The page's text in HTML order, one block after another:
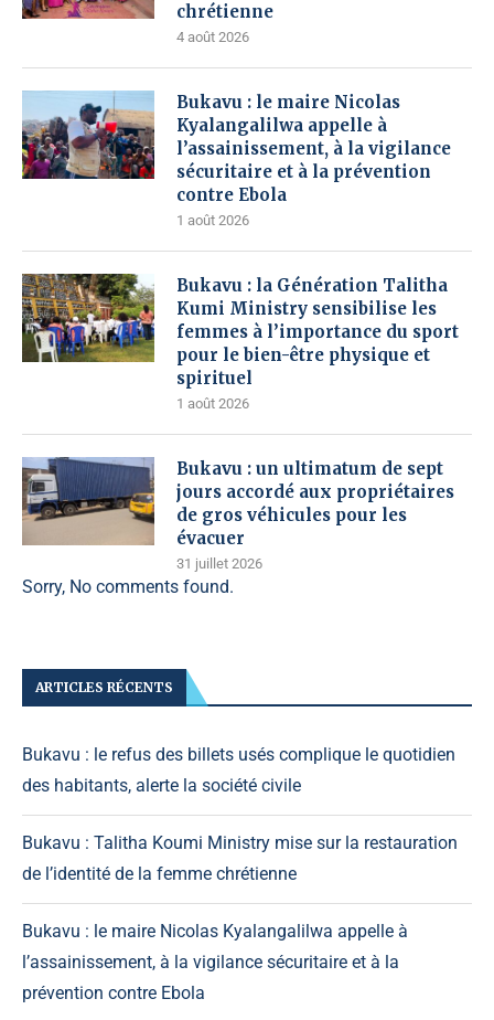
chrétienne
4 août 2026
Bukavu : le maire Nicolas
Kyalangalilwa appelle à
l’assainissement, à la vigilance
sécuritaire et à la prévention
contre Ebola
1 août 2026
Bukavu : la Génération Talitha
Kumi Ministry sensibilise les
femmes à l’importance du sport
pour le bien-être physique et
spirituel
1 août 2026
Bukavu : un ultimatum de sept
jours accordé aux propriétaires
de gros véhicules pour les
évacuer
31 juillet 2026
Sorry, No comments found.
ARTICLES RÉCENTS
Bukavu : le refus des billets usés complique le quotidien
des habitants, alerte la société civile
Bukavu : Talitha Koumi Ministry mise sur la restauration
de l’identité de la femme chrétienne
Bukavu : le maire Nicolas Kyalangalilwa appelle à
l’assainissement, à la vigilance sécuritaire et à la
prévention contre Ebola